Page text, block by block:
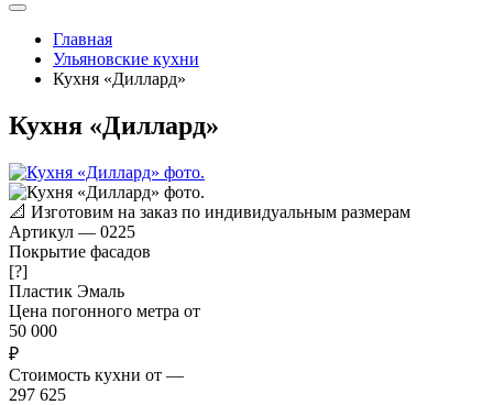
Главная
Ульяновские кухни
Кухня «Диллард»
Кухня «Диллард»
📐 Изготовим на заказ по индивидуальным размерам
Артикул — 0225
Покрытие фасадов
[?]
Пластик Эмаль
Цена погонного метра от
50 000
₽
Стоимость кухни от —
297 625